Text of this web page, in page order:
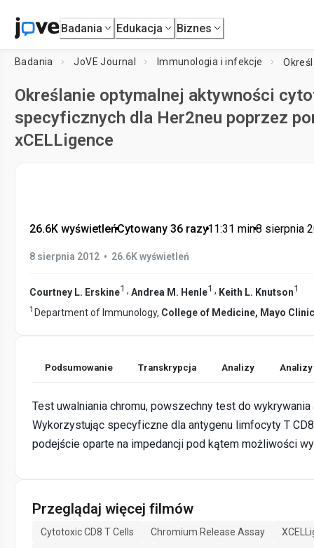
Badania Edukacja Biznes
Badania JoVE Journal Immunologia i infekcje
Określanie optymalnej aktywności
specyficznych dla Her2neu poprzez
xCELLigence
26.6K wyświetleń•Cytowany 36 razy•11:31 min•8 sierpnia
8 sierpnia 2012 • 26.6K wyświetleń
Courtney L. Erskine1 , Andrea M. Henle1 , Keith L. Knutson1
1 Department of Immunology, College of Medicine, Mayo Clinic
Podsumowanie Transkrypcja Analizy
Test uwalniania chromu, powszechny test do
Wykorzystując specyficzne dla antygenu limfocyty T
podejście oparte na impedancji pod kątem możliwości
Przeglądaj więcej filmów
Cytotoxic CD8 T Cells Chromium Release Assay